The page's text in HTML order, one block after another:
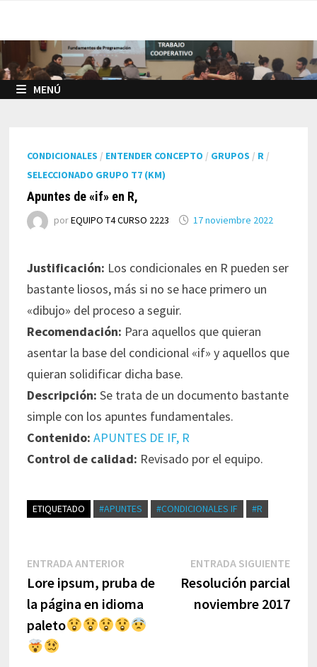
contenido
MENÚ
CONDICIONALES / ENTENDER CONCEPTO / GRUPOS / R /
SELECCIONADO GRUPO T7 (KM)
Apuntes de «if» en R,
porEQUIPO T4 CURSO 2223 17 noviembre 2022
Justificación: Los condicionales en R pueden ser
bastante liosos, más si no se hace primero un
«dibujo» del proceso a seguir.
Recomendación: Para aquellos que quieran
asentar la base del condicional «if» y aquellos que
quieran solidificar dicha base.
Descripción: Se trata de un documento bastante
simple con los apuntes fundamentales.
Contenido:APUNTES DE IF, R
Control de calidad: Revisado por el equipo.
ETIQUETADO #APUNTES #CONDICIONALES IF #R
Navegación
entradas
ENTRADA ANTERIOR
anterior:
Lore ipsum, pruba de
la página en idioma
paleto
ENTRADA SIGUIENTE
Resolución parcial
noviembre 2017